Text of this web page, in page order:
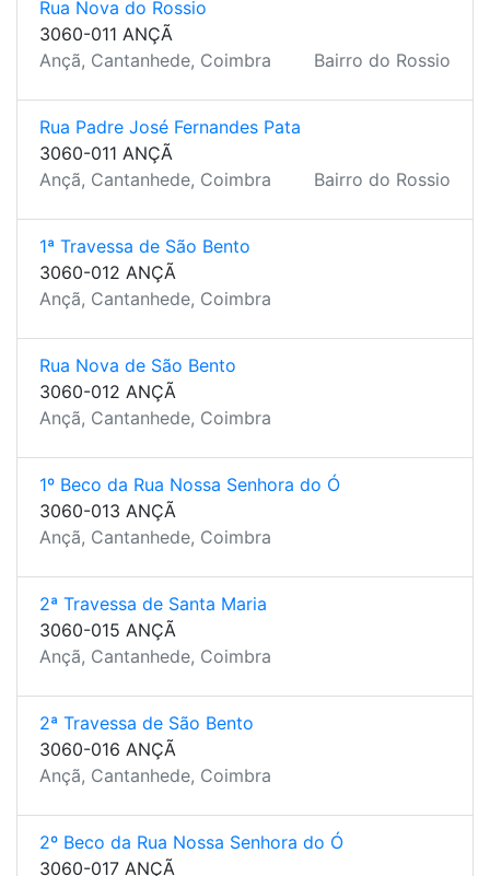
Rua Nova do Rossio
3060-011 ANÇÃ
Ançã, Cantanhede, Coimbra
Bairro do Rossio
Rua Padre José Fernandes Pata
3060-011 ANÇÃ
Ançã, Cantanhede, Coimbra
Bairro do Rossio
1ª Travessa de São Bento
3060-012 ANÇÃ
Ançã, Cantanhede, Coimbra
Rua Nova de São Bento
3060-012 ANÇÃ
Ançã, Cantanhede, Coimbra
1º Beco da Rua Nossa Senhora do Ó
3060-013 ANÇÃ
Ançã, Cantanhede, Coimbra
2ª Travessa de Santa Maria
3060-015 ANÇÃ
Ançã, Cantanhede, Coimbra
2ª Travessa de São Bento
3060-016 ANÇÃ
Ançã, Cantanhede, Coimbra
2º Beco da Rua Nossa Senhora do Ó
3060-017 ANÇÃ